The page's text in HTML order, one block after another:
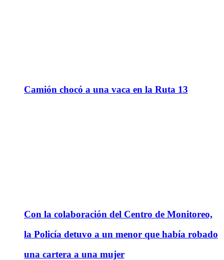
Camión chocó a una vaca en la Ruta 13
Con la colaboración del Centro de Monitoreo,
la Policía detuvo a un menor que había robado
una cartera a una mujer